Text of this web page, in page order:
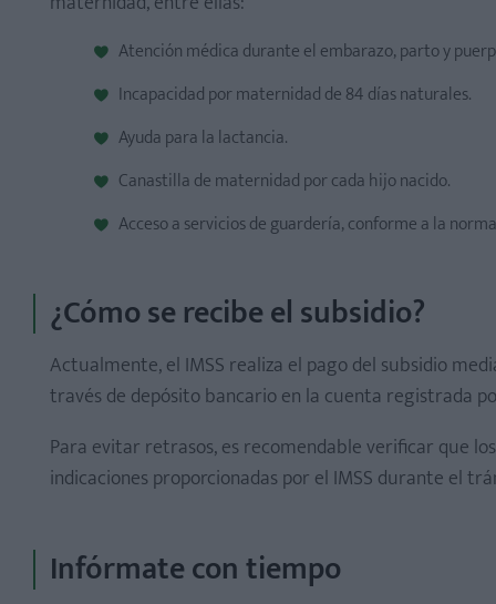
Atención médica durante el embarazo, parto y
Incapacidad por maternidad de 84 días naturales.
Ayuda para la lactancia.
Canastilla de maternidad por cada hijo nacido.
Acceso a servicios de guardería, conforme a la
¿Cómo se recibe el subsidio?
Actualmente, el IMSS realiza el pago del subsidio
través de depósito bancario en la cuenta registrada
Para evitar retrasos, es recomendable verificar que
indicaciones proporcionadas por el IMSS durante el
Infórmate con tiempo